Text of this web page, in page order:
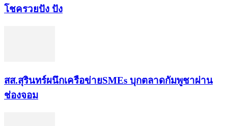
โชค​รวยปัง​ ปัง​
สส.สุรินทร์ผนึกเครือข่ายSMEs บุกตลาดกัมพูชาผ่าน
ช่องจอม